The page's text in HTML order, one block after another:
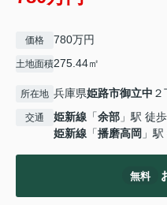
価格 780万円
土地面積275.44㎡
所在地 兵庫県姫路市御立中 ２
交通 姫新線 「余部 」駅 徒
姫新線 「播磨高岡 」
無料